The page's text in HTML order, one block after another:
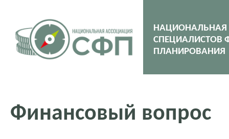
НАЦИОНАЛЬНАЯ
СПЕЦИАЛИСТОВ
ПЛАНИРОВАНИЯ
Финансовый вопрос